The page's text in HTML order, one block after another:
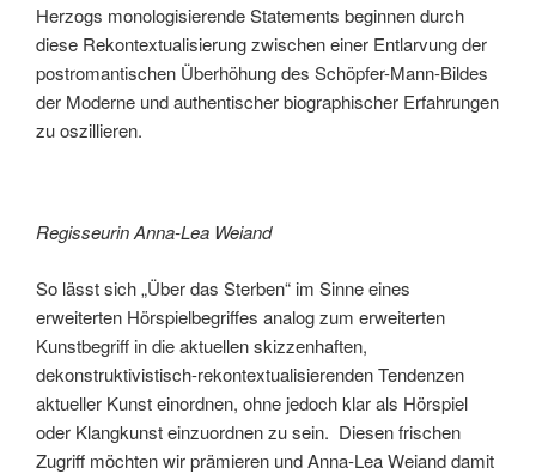
Herzogs monologisierende Statements beginnen durch
diese Rekontextualisierung zwischen einer Entlarvung der
postromantischen Überhöhung des Schöpfer-Mann-Bildes
der Moderne und authentischer biographischer Erfahrungen
zu oszillieren.
Regisseurin Anna-Lea Weiand
So lässt sich „Über das Sterben“ im Sinne eines
erweiterten Hörspielbegriffes analog zum erweiterten
Kunstbegriff in die aktuellen skizzenhaften,
dekonstruktivistisch-rekontextualisierenden Tendenzen
aktueller Kunst einordnen, ohne jedoch klar als Hörspiel
oder Klangkunst einzuordnen zu sein. Diesen frischen
Zugriff möchten wir prämieren und Anna-Lea Weiand damit